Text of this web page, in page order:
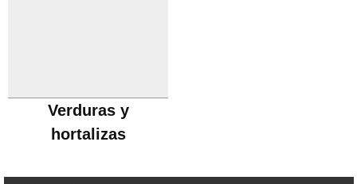
Verduras y
hortalizas